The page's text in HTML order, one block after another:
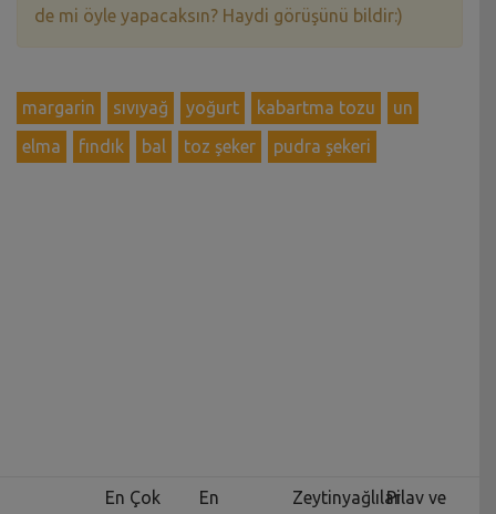
de mi öyle yapacaksın? Haydi görüşünü bildir:)
margarin sıvıyağ yoğurt kabartma tozu
un
elma
fındık bal toz şeker pudra şekeri
En Çok
En
ZeytinyağlılarPilav ve